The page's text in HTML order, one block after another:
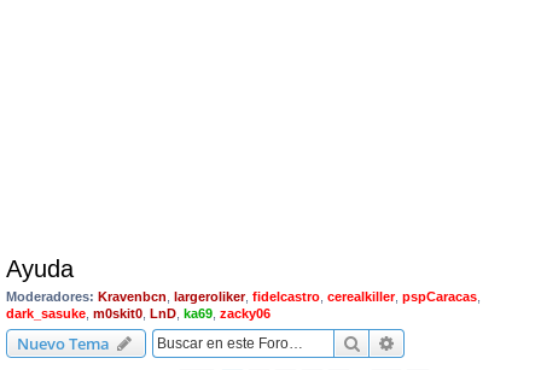
Ayuda
Moderadores: Kravenbcn largeroliker, fidelcastro cerealkiller, pspCaracas
dark_sasuke m0skit0 LnD ka69 zacky06
Nuevo Tema Buscar